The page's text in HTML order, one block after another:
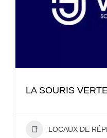
LA SOURIS VERTE
LOCAUX DE